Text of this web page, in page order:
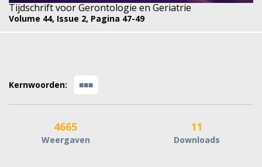
Tijdschrift voor Gerontologie en Geriatrie
Volume 44, Issue 2, Pagina 47-49
Kernwoorden: ■■■
4665
Weergaven
11
Downloads